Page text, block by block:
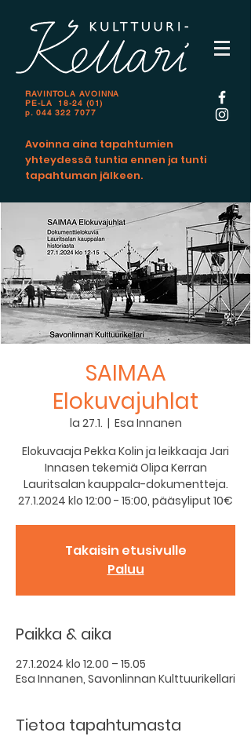
RAVINTOLA AVOINNA
PE-LA 18-24 (01)
p. 044 322 7077
Avoinna aina tapahtumien
yhteydessä tuntia ennen ja tunti
tapahtuman jälkeen.
SAIMAA
Elokuvajuhlat
la 27.1.
  |
Esa Innanen
Elokuvaaja Pekka Kolin ja leikkaaja Jari
Innasen tekemiä Olipa Kerran
Lauritsalan kauppala-dokumentteja.
Takaisin etusivulle
Paluu
Paikka & aika
27.1.2024 klo 12.00 – 15.05
Esa Innanen, Savonlinnan Kulttuurikellari
Tietoa tapahtumasta